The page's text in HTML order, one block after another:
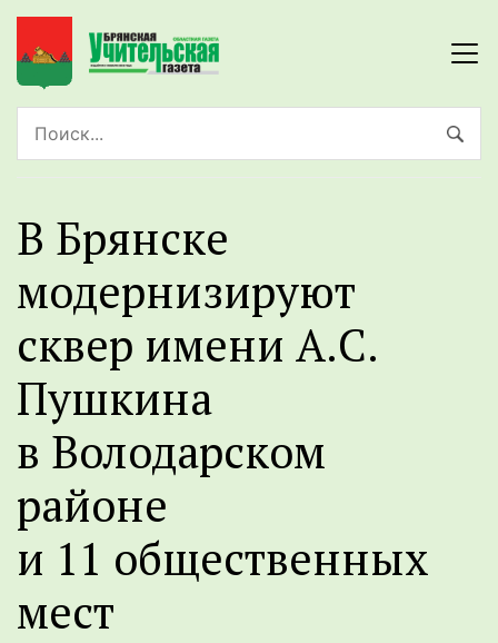
В Брянске
модернизируют
сквер имени А.С.
Пушкина
в Володарском
районе
и 11 общественных
мест